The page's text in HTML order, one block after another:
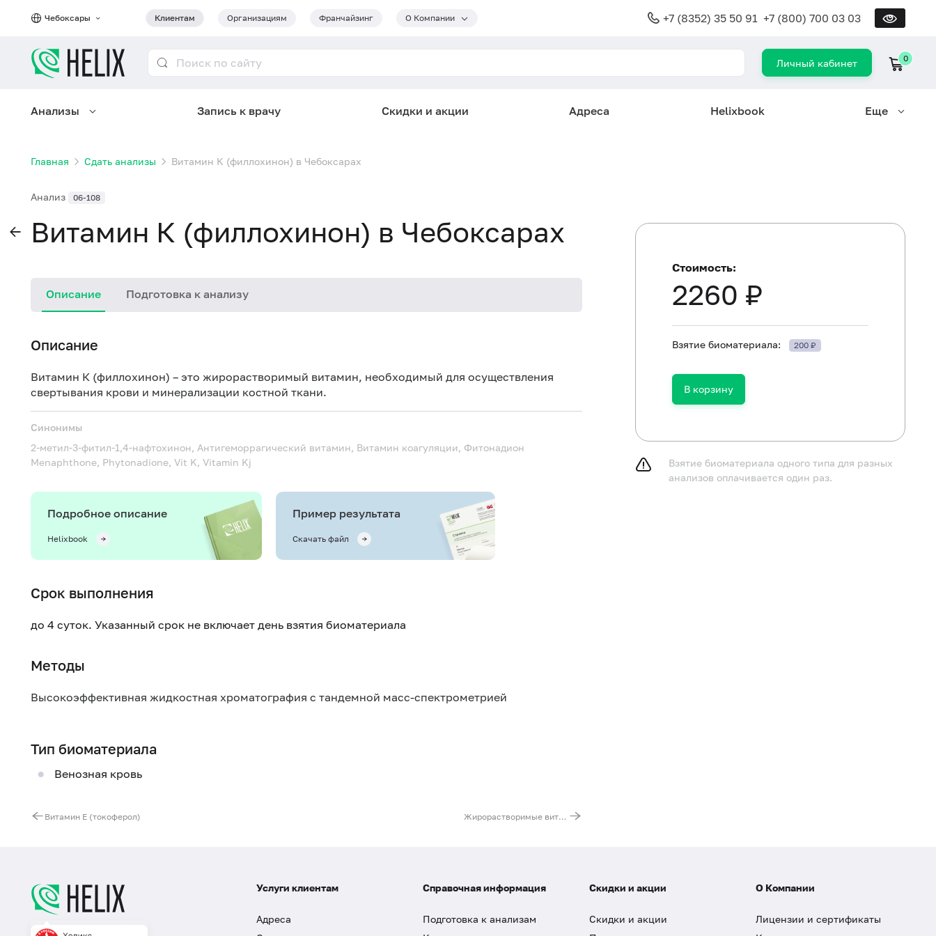
Чебоксары Клиентам Организациям Франчайзинг О Компании +7 (8352) 35 50 91 +7 (800) 700 03 03
Личный кабинет 0
Анализы Запись к врачу Скидки и акции Адреса Helixbook Еще
Главная Сдать анализы Витамин К (филлохинон) в Чебоксарах
Анализ 06-108
Витамин К (филлохинон) в Чебоксарах
Описание Подготовка к анализу
Описание
Витамин К (филлохинон) – это жирорастворимый витамин, необходимый для осуществления
свертывания крови и минерализации костной ткани.
Синонимы
2-метил-3-фитил-1,4-нафтохинон, Антигеморрагический витамин, Витамин коагуляции, Фитонадион
Menaphthone, Phytonadione, Vit K, Vitamin Kj
Подробное описание
Helixbook
Пример результата
Скачать файл
Срок выполнения
до 4 суток. Указанный срок не включает день взятия биоматериала
Методы
Высокоэффективная жидкостная хроматография с тандемной масс-спектрометрией
Тип биоматериала
Венозная кровь
Витамин Е (токоферол) Жирорастворимые витамины (A, D, E, K)
Детям в возрасте до 1 года не принимать пищу в течение
Не принимать пищу в течение 2-3 часов до
негазированную воду.
Не курить в течение 30 минут до исследования.
Стоимость:
2260 ₽
Взятие биоматериала: 200 ₽
В корзину
Взятие биоматериала одного типа для разных
анализов оплачивается один раз.
Услуги клиентам
Адреса
Справочная информация
Подготовка к анализам
Скидки и акции
Скидки и акции
О Компании
Лицензии и сертификаты